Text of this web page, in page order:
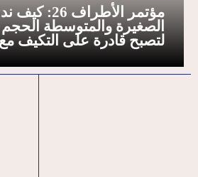
مؤتمر
لتصبح قادرة على التكيف مع